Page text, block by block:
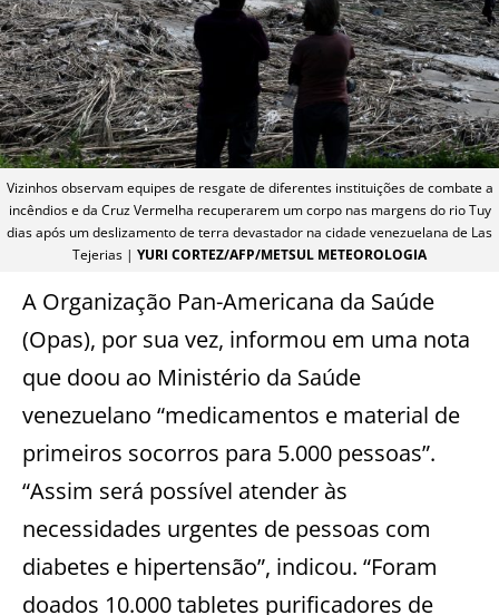
Vizinhos observam equipes de resgate de diferentes instituições de combate a
incêndios e da Cruz Vermelha recuperarem um corpo nas margens do rio Tuy
dias após um deslizamento de terra devastador na cidade venezuelana de Las
Tejerias | YURI CORTEZ/AFP/METSUL METEOROLOGIA
A Organização Pan-Americana da Saúde
(Opas), por sua vez, informou em uma nota
que doou ao Ministério da Saúde
venezuelano “medicamentos e material de
primeiros socorros para 5.000 pessoas”.
“Assim será possível atender às
necessidades urgentes de pessoas com
diabetes e hipertensão”, indicou. “Foram
doados 10.000 tabletes purificadores de